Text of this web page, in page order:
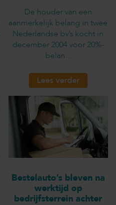
De houder van een
aanmerkelijk belang in twee
Nederlandse bv’s kocht in
december 2004 voor 20%-
belan...
Lees verder
Bestelauto’s bleven na
werktijd op
bedrijfsterrein achter